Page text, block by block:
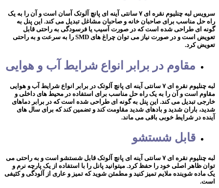
سرویس لبه چنلیوم نقره ای ۷ سانتی آینه ای پانچ آلوتک آسان است و آن را به یک
راه حل مناسب برای صاحبان خانه و صاحبان مشاغل تبدیل می کند. این پنل به
گونه ای طراحی شده است که در صورت آسیب یا فرسودگی به راحتی قابل
تعویض است و در صورت نیاز می توان چراغ های SMD را به سرعت و به راحتی
تعویض کرد.
مقاوم در برابر انواع شرایط آب و هوایی
لبه چنلیوم نقره ای ۷ سانتی آینه ای پانچ آلوتک در برابر انواع شرایط آب و هوایی
مقاوم است و آن را به یک راه حل مناسب برای استفاده در محیط های داخلی و
خارجی تبدیل می کند. این پنل به گونه ای طراحی شده است که در برابر دماهای
شدید، باران شدید و بادهای شدید مقاومت کند و تضمین کند که برای سال های
آینده در شرایط خوبی باقی می ماند.
قابل شستشو
لبه چنلیوم نقره ای ۷ سانتی آینه ای پانچ آلوتک قابل شستشو است و به راحتی می
توان ظاهر اصلی خود را حفظ کرد. میتوانید پانل را با استفاده از یک پارچه نرم و
یک ماده شوینده ملایم تمیز کنید و مطمئن شوید که تمیز و عاری از آلودگی و کثیفی
است.